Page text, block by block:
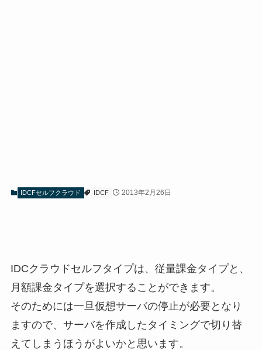
IDCFセルフクラウド IDCF 2013年2月26日
IDCクラウドセルフタイプは、従量課金タイプと、
月額課金タイプを選択することができます。
そのためには一旦仮想サーバの停止が必要となり
ますので、サーバを作成したタイミングで切り替
えてしまうほうがよいかと思います。